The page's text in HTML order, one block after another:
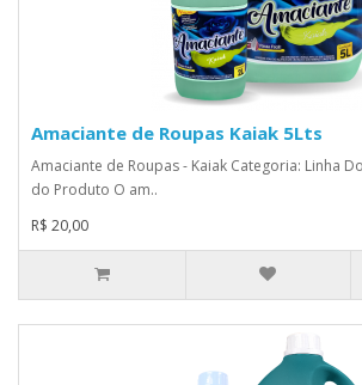
Amaciante de Roupas Kaiak 5Lts
Amaciante de Roupas - Kaiak Categoria: Linha
do Produto O am..
R$ 20,00